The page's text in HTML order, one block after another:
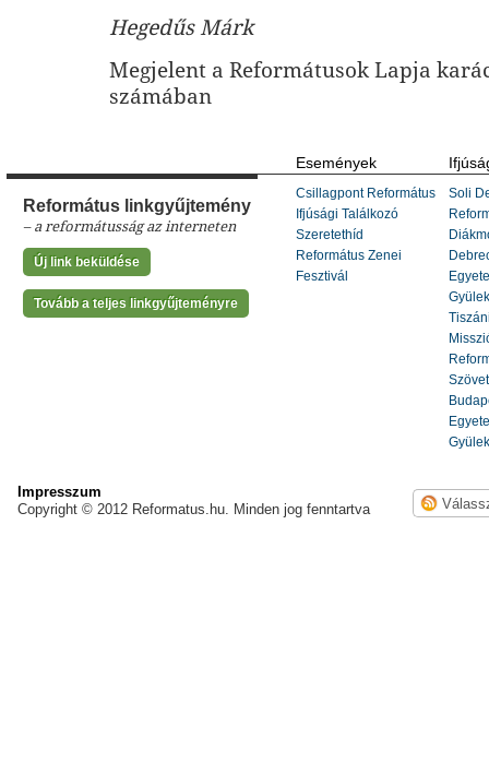
Hegedűs Márk
Megjelent a Reformátusok Lapja
számában
Református linkgyűjtemény
– a reformátusság az interneten
Új link beküldése
Tovább a teljes linkgyűjteményre
Események
Csillagpont Református
Ifjúsági Találkozó
Szeretethíd
Református Zenei
Fesztivál
Soli
Impresszum
Copyright © 2012 Reformatus.hu. Minden jog fenntartva